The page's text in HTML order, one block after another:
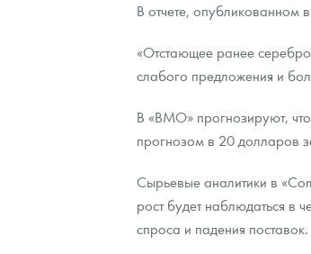
Русская нумизматика
Золотая карманная галерея
В отчете, опубликованном
«Отстающее ранее
слабого предложения и
В «BMO» прогнозируют,
прогнозом в 20 долларов
Сырьевые аналитики в
рост будет наблюдаться в
спроса и падения поставок.